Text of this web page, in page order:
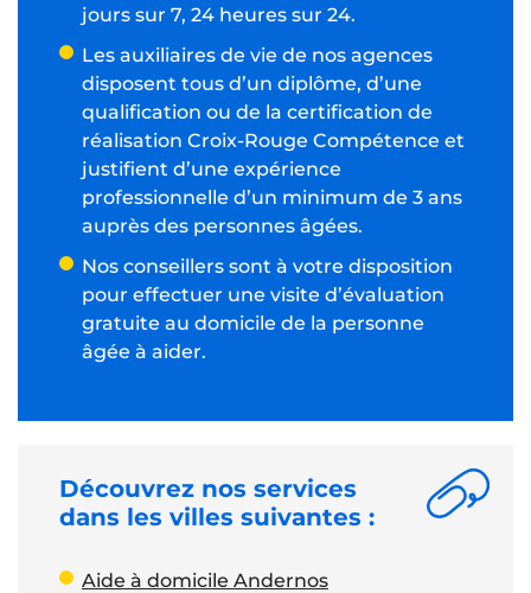
jours sur 7, 24 heures sur 24.
Les auxiliaires de vie de nos agences
disposent tous d’un diplôme, d’une
qualification ou de la certification de
réalisation Croix-Rouge Compétence et
justifient d’une expérience
professionnelle d’un minimum de 3 ans
auprès des personnes âgées.
Nos conseillers sont à votre disposition
pour effectuer une visite d’évaluation
gratuite au domicile de la personne
âgée à aider.
Découvrez nos services
dans les villes suivantes :
Aide à domicile Andernos